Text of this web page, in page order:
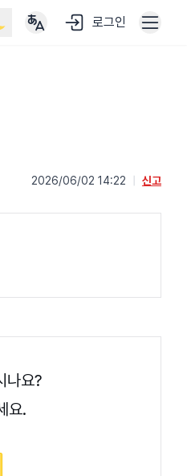
로그인
2026/06/02 14:22 신고
나요?
요.